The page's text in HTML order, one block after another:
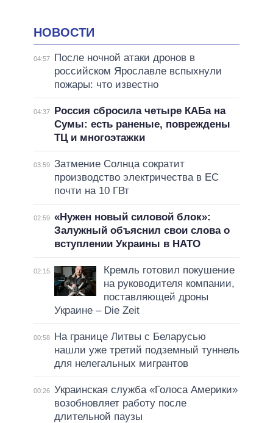
НОВОСТИ
04:57
После ночной атаки дронов в
российском Ярославле вспыхнули
пожары: что известно
04:37
Россия сбросила четыре КАБа на
Сумы: есть раненые, повреждены
ТЦ и многоэтажки
03:59 Затмение Солнца сократит
производство электричества в ЕС
почти на 10 ГВт
02:59 «Нужен новый силовой блок»:
Залужный объяснил свои слова о
вступлении Украины в НАТО
02:15
Кремль готовил покушение
на руководителя компании,
поставляющей дроны
Украине – Die Zeit
00:58
На границе Литвы с Беларусью
нашли уже третий подземный туннель
для нелегальных мигрантов
00:26 Украинская служба «Голоса Америки»
возобновляет работу после
длительной паузы